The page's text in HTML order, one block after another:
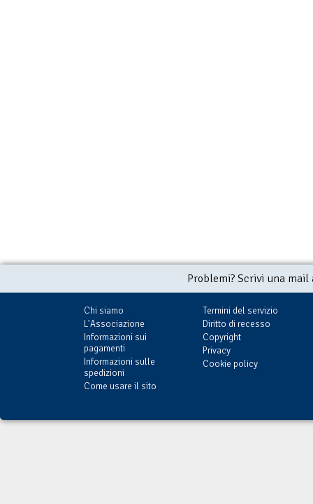
Problemi? Scrivi una
Chi siamo
L'Associazione
Informazioni sui
pagamenti
Informazioni sulle
spedizioni
Come usare il sito
Termini del servizio
Diritto di recesso
Copyright
Privacy
Cookie policy